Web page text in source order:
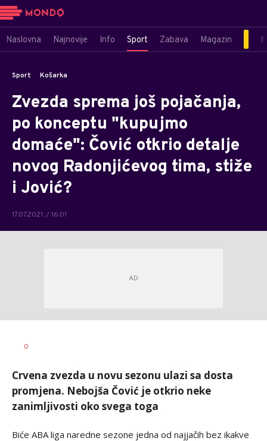
Naslovna Najnovije Info Sport Zabava Magazin
Sport Košarka
Zvezda sprema još pojačanja,
po konceptu "kupujmo
domaće": Čović otkrio detalje
novog Radonjićevog tima, stiže
i Jović?
17.07.2021. / 16:01
AUTOR
0
Crvena zvezda u novu sezonu ulazi sa dosta
promjena. Nebojša Čović je otkrio neke
zanimljivosti oko svega toga
Biće ABA liga naredne sezone jedna od najjačih bez ikakve